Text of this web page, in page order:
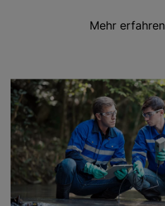
Mehr erfahren